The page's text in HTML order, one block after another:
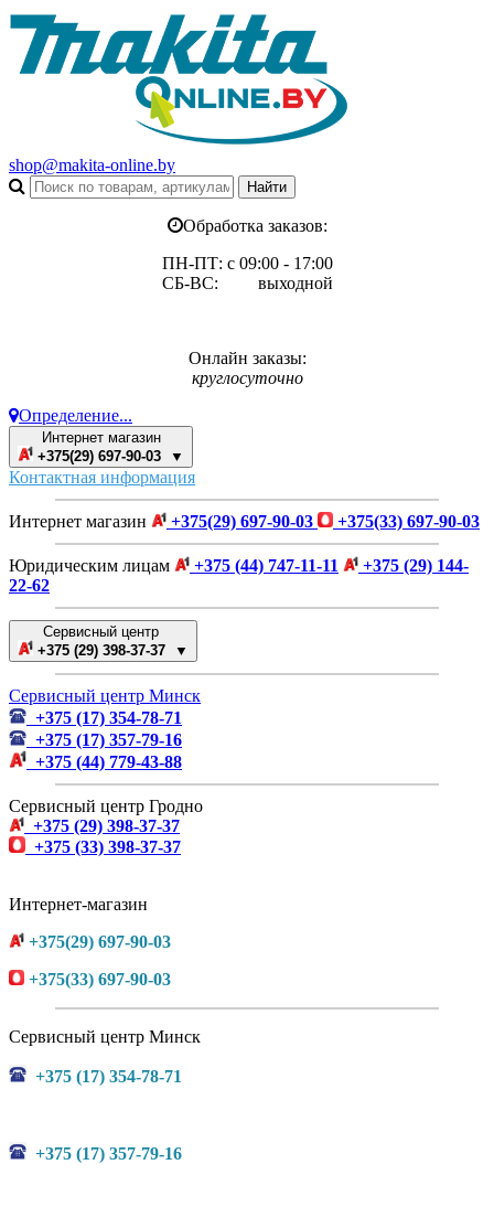
shop@makita-online.by
Обработка заказов:
ПН-ПТ: с 09:00 - 17:00
СБ-ВС: выходной
Онлайн заказы:
круглосуточно
Определение...
Интернет магазин
+375(29) 697-90-03 ▼
Контактная информация
Интернет магазин +375(29) 697-90-03 +375(33) 697-90-03
Юридическим лицам +375 (44) 747-11-11
+375 (29) 144-
22-62
Сервисный центр
+375 (29) 398-37-37 ▼
Сервисный центр Минск
+375 (17) 354-78-71
+375 (17) 357-79-16
+375 (44) 779-43-88
Сервисный центр Гродно
+375 (29) 398-37-37
+375 (33) 398-37-37
Интернет-магазин
+375(29) 697-90-03
+375(33) 697-90-03
Сервисный центр Минск
+375 (17) 354-78-71
+375 (17) 357-79-16